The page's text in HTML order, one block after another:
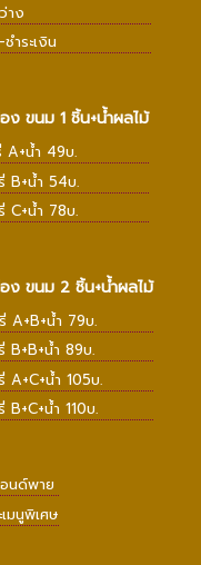
าง
ำระเงิน
ง ขนม 1 ชิ้น+น้ำผลไม้
A+น้ำ 49บ.
B+น้ำ 54บ.
C+น้ำ 78บ.
ง ขนม 2 ชิ้น+น้ำผลไม้
A+B+น้ำ 79บ.
B+B+น้ำ 89บ.
A+C+น้ำ 105บ.
B+C+น้ำ 110บ.
นด์พาย
มนูพิเศษ